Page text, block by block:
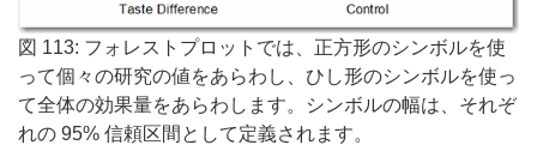
図 113: フォレストプロットでは、正方形のシンボルを使
って個々の研究の値をあらわし、ひし形のシンボルを使っ
て全体の効果量をあらわします。シンボルの幅は、それぞ
れの 95% 信頼区間として定義されます。